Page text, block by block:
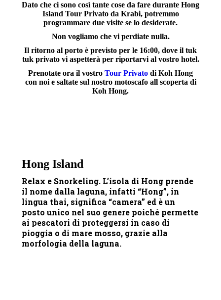
Dato che ci sono così tante cose da fare durante Hong
Island Tour Privato da Krabi, potremmo
programmare due visite se lo desiderate.
Non vogliamo che vi perdiate nulla.
Il ritorno al porto è previsto per le 16:00, dove il tuk
tuk privato vi aspetterà per riportarvi al vostro hotel.
Prenotate ora il vostro Tour Privato di Koh Hong
con noi e saltate sul nostro motoscafo all scoperta di
Koh Hong.
Hong Island
Relax e Snorkeling. L’isola di Hong prende
il nome dalla laguna, infatti “Hong”, in
lingua thai, significa “camera” ed è un
posto unico nel suo genere poiché permette
ai pescatori di proteggersi in caso di
pioggia o di mare mosso, grazie alla
morfologia della laguna.